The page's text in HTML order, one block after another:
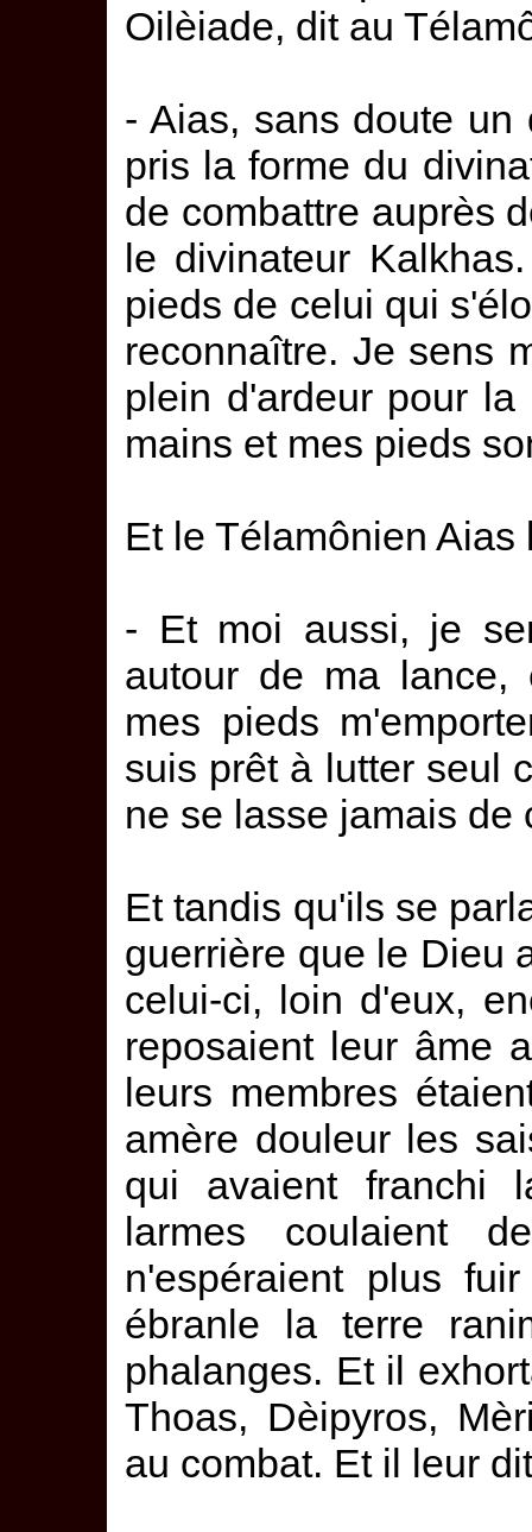
Oilèiade, dit au
- Aias, sans doute un
pris la forme du
de combattre auprès
le divinateur
pieds de celui qui
reconnaître. Je sens
plein d'ardeur pour
mains et mes pieds
Et le Télamônien Aias
- Et moi aussi, je
autour de ma
mes pieds
suis prêt à lutter seul
ne se lasse jamais de
Et tandis qu'ils se
guerrière que le Dieu
celui-ci, loin d'eux,
reposaient leur âme
leurs membres
amère douleur les
qui avaient franchi
larmes coulaient
n'espéraient plus
ébranle la terre
phalanges. Et il
Thoas, Dèipyros,
au combat. Et il leur